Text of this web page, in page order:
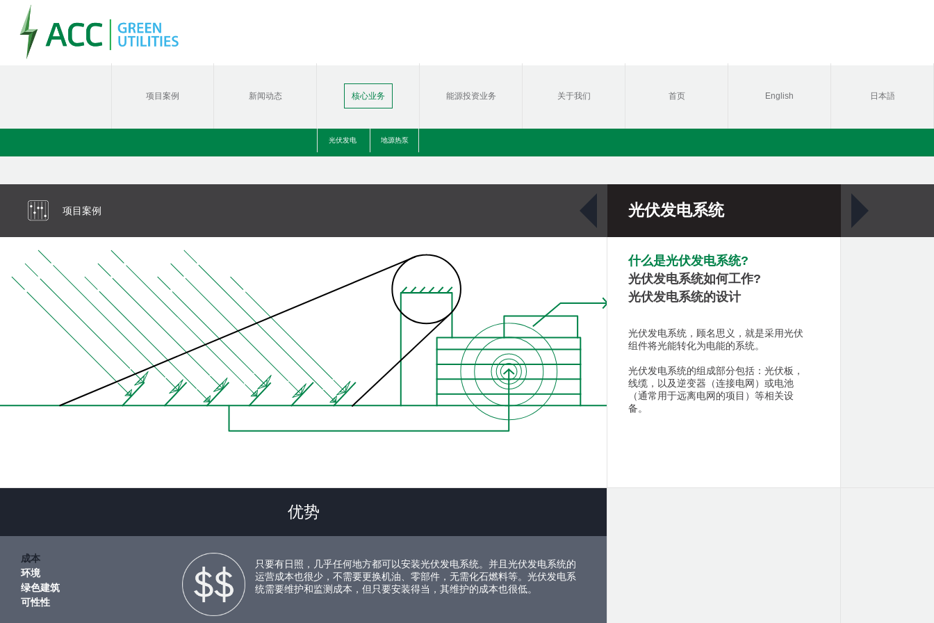
English 日本語
项目案例 新闻动态 核心业务
光伏发电 地源热泵
能源投资业务 关于我们 首页
项目案例 光伏发电系统
优势
成本
环境
绿色建筑
可性性
只要有日照，几乎任何地方都可以安装光伏发电系统。并且光伏发电系统的
运营成本也很少，不需要更换机油、零部件，无需化石燃料等。光伏发电系
统需要维护和监测成本，但只要安装得当，其维护的成本也很低。
什么是光伏发电系统?
光伏发电系统如何工作?
光伏发电系统的设计
光伏发电系统，顾名思义，就是采用光伏
组件将光能转化为电能的系统。
光伏发电系统的组成部分包括：光伏板，
线缆，以及逆变器（连接电网）或电池
（通常用于远离电网的项目）等相关设
备。